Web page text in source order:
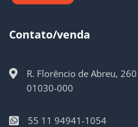
Contato/venda
R. Florêncio de Abreu,
01030-000
55 11 94941-1054